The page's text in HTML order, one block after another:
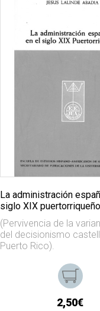
La administración
siglo XIX
(Pervivencia de la
del decisionismo
Puerto Rico).
2,50€